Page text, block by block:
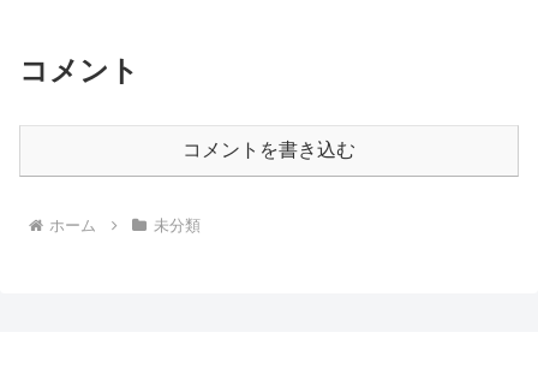
コメント
コメントを書き込む
ホーム 未分類